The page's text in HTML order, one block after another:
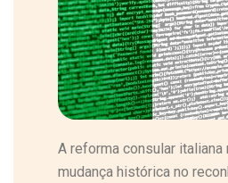
A reforma consular italiana
mudança histórica no